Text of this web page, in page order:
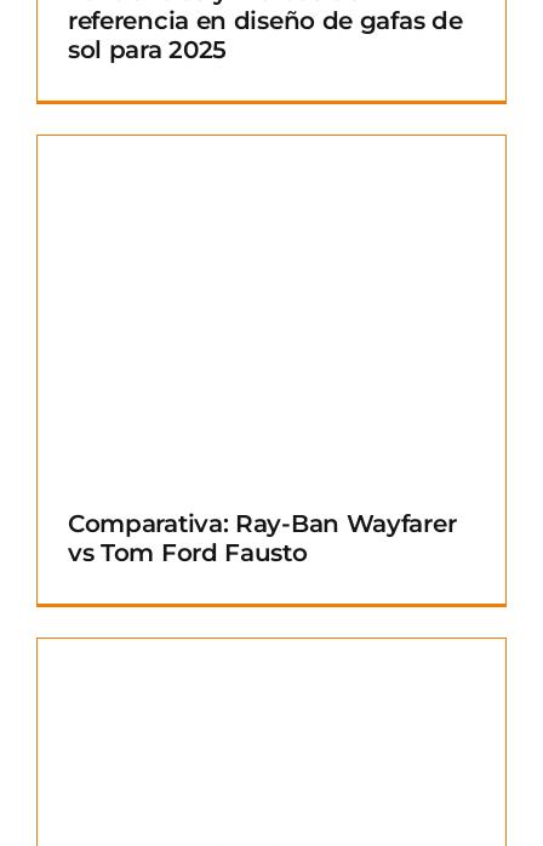
referencia en diseño de gafas de
sol para 2025
Comparativa: Ray-Ban Wayfarer
vs Tom Ford Fausto